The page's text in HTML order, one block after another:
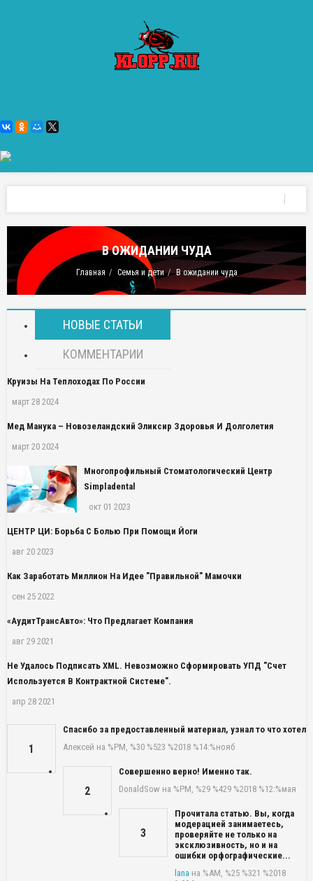
В ОЖИДАНИИ ЧУДА
Главная Семья и дети В ожидании чуда
НОВЫЕ СТАТЬИ
КОММЕНТАРИИ
Круизы На Теплоходах По России
март 28 2024
Мед Манука – Новозеландский Эликсир Здоровья И Долголетия
март 20 2024
Многопрофильный Стоматологический Центр
Simpladental
окт 01 2023
ЦЕНТР ЦИ: Борьба С Болью При Помощи Йоги
авг 20 2023
Как Заработать Миллион На Идее "правильной" Мамочки
сен 25 2022
«АудитТрансАвто»: Что Предлагает Компания
авг 29 2021
Не Удалось Подписать XML. Невозможно Сформировать УПД "Счет
Используется В Контрактной Системе".
апр 28 2021
1
Спасибо за предоставленный материал, узнал то что хотел
Алексей на %PM, %30 %523 %2018 %14:%нояб
2
Совершенно верно! Именно так.
DonaldSow на %PM, %29 %429 %2018 %12:%мая
3
Прочитала статью. Вы, когда
модерацией занимаетесь,
проверяйте не только на
эксклюзивность, но и на
ошибки орфографические...
lana на %AM, %25 %321 %2018